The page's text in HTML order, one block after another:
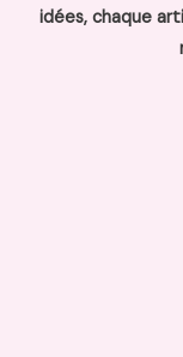
idées, chaque